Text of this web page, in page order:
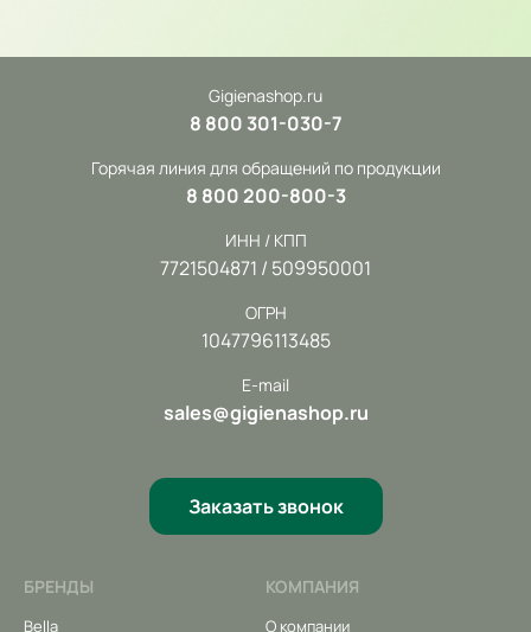
Gigienashop.ru
8 800 301-030-7
Горячая линия для обращений по продукции
8 800 200-800-3
ИНН / КПП
7721504871 / 509950001
ОГРН
1047796113485
E-mail
sales@gigienashop.ru
Заказать звонок
БРЕНДЫ
Bella
КОМПАНИЯ
О компании